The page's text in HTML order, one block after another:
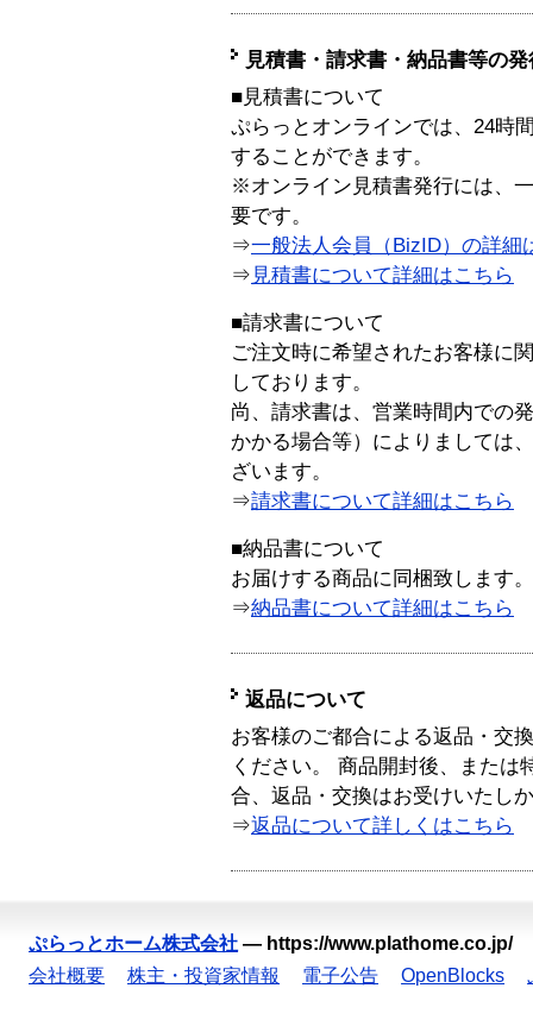
見積書・請求書・納品書等の
■見積書について
ぷらっとオンラインでは、24時
することができます。
※オンライン見積書発行には、
要です。
⇒一般法人会員（BizID）の詳細
⇒ 見積書について詳細はこちら
■請求書について
ご注文時に希望されたお客様に
しております。
尚、請求書は、営業時間内での
かかる場合等）によりましては
ざいます。
⇒請求書について詳細はこちら
■納品書について
お届けする商品に同梱致します。
⇒納品書について詳細はこちら
返品について
お客様のご都合による返品・交
ください。 商品開封後、または
合、返品・交換はお受けいたし
⇒返品について詳しくはこちら
ぷらっとホーム株式会社 — https://www.plathome.co.jp/
会社概要
株主・投資家情報 電子公告 OpenBlocks